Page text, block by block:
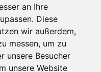
an Ihre
Diese
wir außerdem,
messen, um zu
unsere Besucher
unsere Website
Partners